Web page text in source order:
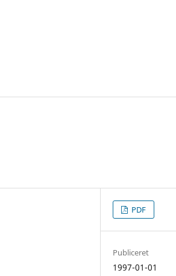
PDF
Publiceret
1997-01-01